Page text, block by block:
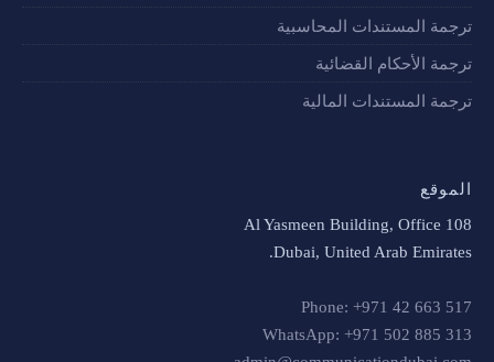
ترجمة المستندات المحاسبية
ترجمة الأحكام القضائية
ترجمة المستندات المالية
الموقع
Al Yasmeen Building, Office 108
Dubai, United Arab Emirates.
Phone: +971 42 663 517
WhatsApp: +971 502 885 313